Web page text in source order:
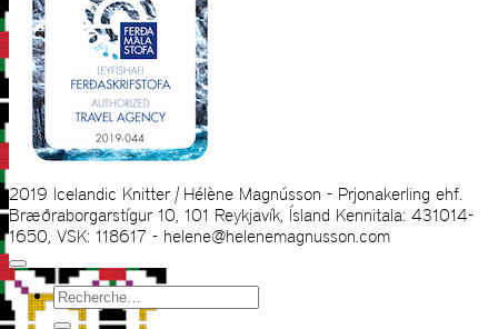
2019 Icelandic Knitter | Hélène Magnússon - Prjonakerling ehf.
Bræðraborgarstígur 10, 101 Reykjavík, Ísland Kennitala: 431014-
1650, VSK: 118617 - helene@helenemagnusson.com
Recherche
pour :